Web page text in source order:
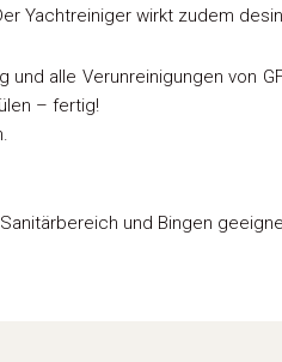
Yachtreiniger wirkt zudem
alle Verunreinigungen von
– fertig!
und Bingen